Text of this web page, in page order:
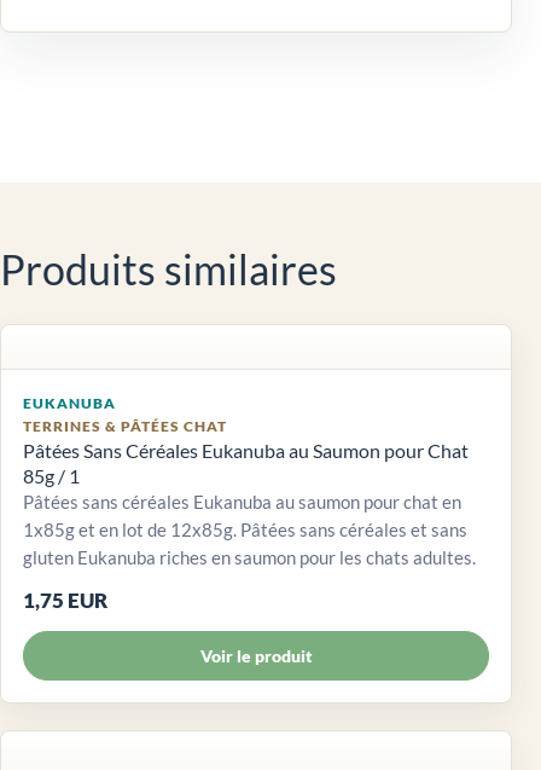
Produits similaires
EUKANUBA
TERRINES & PÂTÉES CHAT
Pâtées Sans Céréales Eukanuba au Saumon pour Chat
85g / 1
Pâtées sans céréales Eukanuba au saumon pour chat en
1x85g et en lot de 12x85g. Pâtées sans céréales et sans
gluten Eukanuba riches en saumon pour les chats adultes.
1,75 EUR
Voir le produit